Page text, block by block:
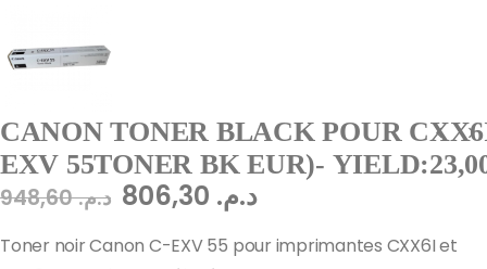
CANON TONER BLACK POUR
EXV 55TONER BK EUR)-
د.م.948,60 د.م.
Toner noir Canon C-EXV 55 pour imprimantes CXX6I et